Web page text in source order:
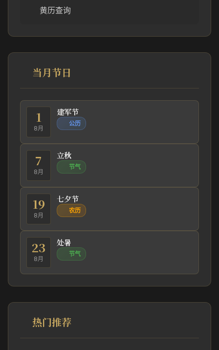
黄历查询
当月节日
1
8月
建军节
公历
7
8月
立秋
节气
19
8月
七夕节
农历
23
8月
处暑
节气
热门推荐